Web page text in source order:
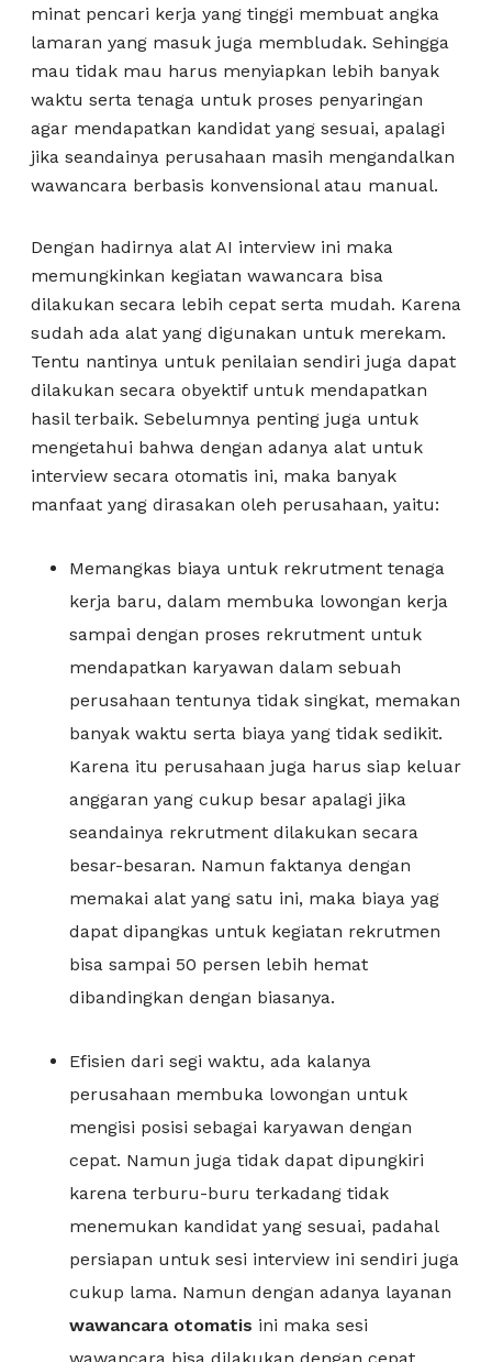
minat pencari kerja yang tinggi membuat angka
lamaran yang masuk juga membludak. Sehingga
mau tidak mau harus menyiapkan lebih banyak
waktu serta tenaga untuk proses penyaringan
agar mendapatkan kandidat yang sesuai, apalagi
jika seandainya perusahaan masih mengandalkan
wawancara berbasis konvensional atau manual.
Dengan hadirnya alat AI interview ini maka
memungkinkan kegiatan wawancara bisa
dilakukan secara lebih cepat serta mudah. Karena
sudah ada alat yang digunakan untuk merekam.
Tentu nantinya untuk penilaian sendiri juga dapat
dilakukan secara obyektif untuk mendapatkan
hasil terbaik. Sebelumnya penting juga untuk
mengetahui bahwa dengan adanya alat untuk
interview secara otomatis ini, maka banyak
manfaat yang dirasakan oleh perusahaan, yaitu:
Memangkas biaya untuk rekrutment tenaga
kerja baru, dalam membuka lowongan kerja
sampai dengan proses rekrutment untuk
mendapatkan karyawan dalam sebuah
perusahaan tentunya tidak singkat, memakan
banyak waktu serta biaya yang tidak sedikit.
Karena itu perusahaan juga harus siap keluar
anggaran yang cukup besar apalagi jika
seandainya rekrutment dilakukan secara
besar-besaran. Namun faktanya dengan
memakai alat yang satu ini, maka biaya yag
dapat dipangkas untuk kegiatan rekrutmen
bisa sampai 50 persen lebih hemat
dibandingkan dengan biasanya.
Efisien dari segi waktu, ada kalanya
perusahaan membuka lowongan untuk
mengisi posisi sebagai karyawan dengan
cepat. Namun juga tidak dapat dipungkiri
karena terburu-buru terkadang tidak
menemukan kandidat yang sesuai, padahal
persiapan untuk sesi interview ini sendiri juga
cukup lama. Namun dengan adanya layanan
wawancara otomatis ini maka sesi